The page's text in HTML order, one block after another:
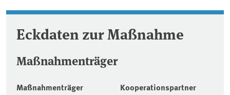
Eckdaten zur Maßnahme
Maßnahmenträger
Maßnahmenträger Kooperationspartner